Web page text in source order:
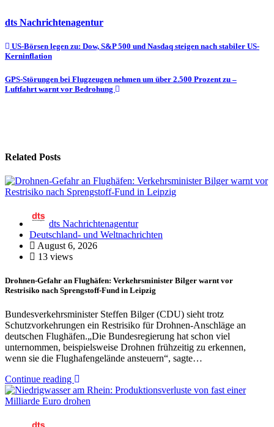
dts Nachrichtenagentur
Beitragsnavigation
US-Börsen legen zu: Dow, S&P 500 und Nasdaq steigen nach stabiler US-
Kerninflation
GPS-Störungen bei Flugzeugen nehmen um über 2.500 Prozent zu –
Luftfahrt warnt vor Bedrohung
Related Posts
dts Nachrichtenagentur
Deutschland- und Weltnachrichten
August 6, 2026
13 views
Drohnen-Gefahr an Flughäfen: Verkehrsminister Bilger warnt vor
Restrisiko nach Sprengstoff-Fund in Leipzig
Bundesverkehrsminister Steffen Bilger (CDU) sieht trotz
Schutzvorkehrungen ein Restrisiko für Drohnen-Anschläge an
deutschen Flughäfen.„Die Bundesregierung hat schon viel
unternommen, beispielsweise Drohnen frühzeitig zu erkennen,
wenn sie die Flughafengelände ansteuern“, sagte…
Continue reading